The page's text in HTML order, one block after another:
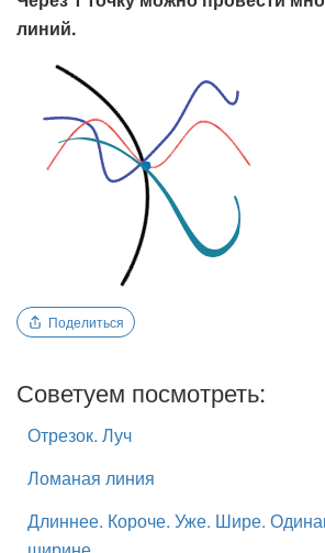
линий.
Поделиться
Советуем посмотреть:
Отрезок. Луч
Ломаная линия
Длиннее. Короче. Уже. Шире.